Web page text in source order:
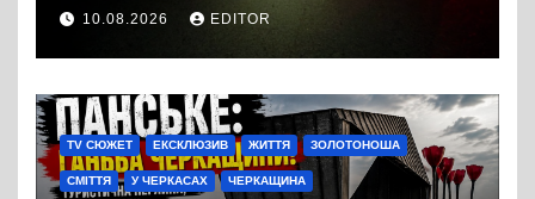
померла в лікарні
10.08.2026 EDITOR
TV СЮЖЕТ ЕКСКЛЮЗИВ ЖИТТЯ ЗОЛОТОНОША
СМІТТЯ У ЧЕРКАСАХ ЧЕРКАЩИНА